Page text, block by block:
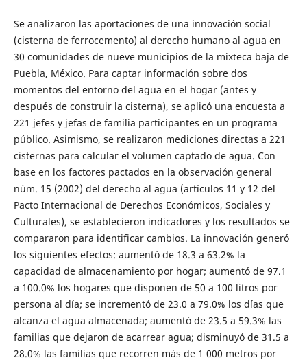
Se analizaron las aportaciones de una innovación social
(cisterna de ferrocemento) al derecho humano al agua en
30 comunidades de nueve municipios de la mixteca baja de
Puebla, México. Para captar información sobre dos
momentos del entorno del agua en el hogar (antes y
después de construir la cisterna), se aplicó una encuesta a
221 jefes y jefas de familia participantes en un programa
público. Asimismo, se realizaron mediciones directas a 221
cisternas para calcular el volumen captado de agua. Con
base en los factores pactados en la observación general
núm. 15 (2002) del derecho al agua (artículos 11 y 12 del
Pacto Internacional de Derechos Económicos, Sociales y
Culturales), se establecieron indicadores y los resultados se
compararon para identificar cambios. La innovación generó
los siguientes efectos: aumentó de 18.3 a 63.2% la
capacidad de almacenamiento por hogar; aumentó de 97.1
a 100.0% los hogares que disponen de 50 a 100 litros por
persona al día; se incrementó de 23.0 a 79.0% los días que
alcanza el agua almacenada; aumentó de 23.5 a 59.3% las
familias que dejaron de acarrear agua; disminuyó de 31.5 a
28.0% las familias que recorren más de 1 000 metros por